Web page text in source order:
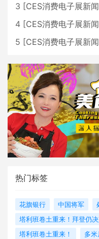
3 [CES消费电子展新闻
4 [CES消费电子展新闻
5 [CES消费电子展新闻
热门标签
花旗银行 中国将军
塔利班卷土重来！拜登仍
塔利班卷土重来！
多